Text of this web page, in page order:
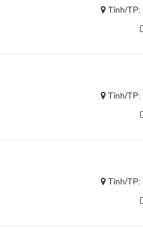
Tỉnh/TP:
Tỉnh/TP:
Tỉnh/TP: